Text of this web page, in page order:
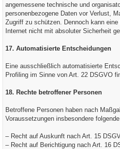
angemessene technische und
personenbezogene Daten vor Verlust,
Zugriff zu schützen. Dennoch kann eine
Internet nicht mit absoluter Sicherheit
17. Automatisierte Entscheidungen
Eine ausschließlich automatisierte
Profiling im Sinne von Art. 22 DSGVO
18. Rechte betroffener Personen
Betroffene Personen haben nach
Voraussetzungen insbesondere
– Recht auf Auskunft nach Art. 15
– Recht auf Berichtigung nach Art. 16